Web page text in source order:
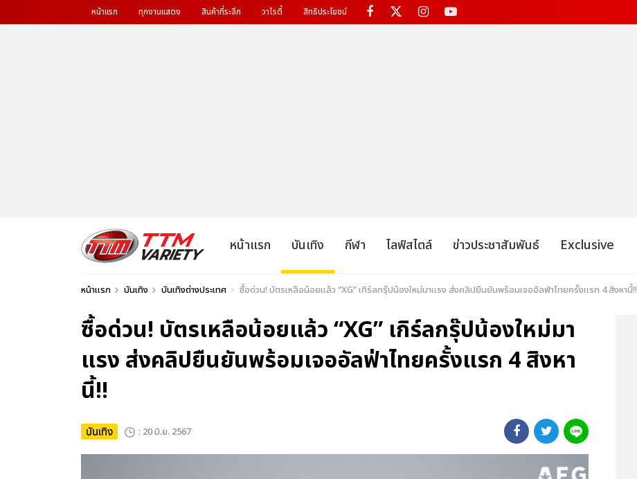
หน้าแรก ทุกงานแสดง สินค้าที่ระลึก วาไรตี้ สิทธิประโยชน์
หน้าแรก บันเทิง กีฬา ไลฟ์สไตล์ ข่าวประชาสัมพันธ์ Exclusive
หน้าแรก บันเทิง บันเทิงต่างประเทศ ซื้อด่วน! บัตรเหลือน้อยแล้ว “XG” เกิร์ลกรุ๊ปน้องใหม่มาแรง ส่งคลิปยืนยันพร้อมเจออัลฟ่าไทยครั้งแรก 4 สิงหานี้!!
ซื้อด่วน! บัตรเหลือน้อยแล้ว “XG” เกิร์ลกรุ๊ปน้องใหม่มา
แรง ส่งคลิปยืนยันพร้อมเจออัลฟ่าไทยครั้งแรก 4 สิงหา
นี้!!
บันเทิง : 20 มิ.ย. 2567